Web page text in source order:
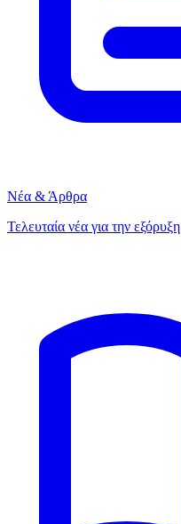
Νέα & Άρθρα
Τελευταία νέα για την εξόρυξη